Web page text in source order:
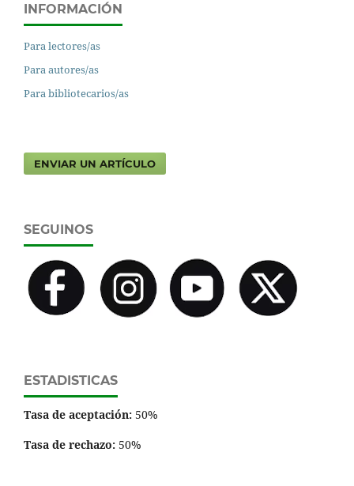
INFORMACIÓN
Para lectores/as
Para autores/as
Para bibliotecarios/as
ENVIAR UN ARTÍCULO
SEGUINOS
ESTADISTICAS
Tasa de aceptación: 50%
Tasa de rechazo: 50%